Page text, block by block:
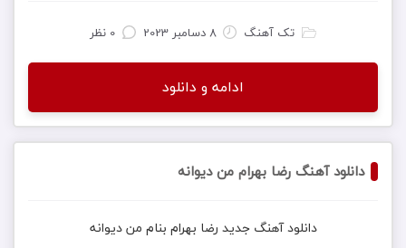
تک آهنگ 8 دسامبر 2023 0 نظر
ادامه و دانلود
دانلود آهنگ رضا بهرام من دیوانه
دانلود آهنگ جدید رضا بهرام بنام من دیوانه